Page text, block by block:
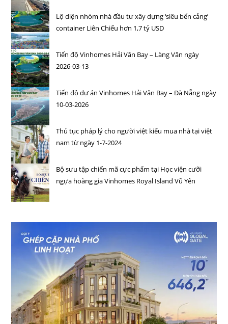
Lộ diện nhóm nhà đầu tư xây dựng ‘siêu bến cảng’
container Liên Chiểu hơn 1,7 tỷ USD
Tiến độ Vinhomes Hải Vân Bay – Làng Vân ngày
2026-03-13
Tiến độ dự án Vinhomes Hải Vân Bay – Đà Nẵng ngày
10-03-2026
Thủ tục pháp lý cho người việt kiểu mua nhà tại việt
nam từ ngày 1-7-2024
Bộ sưu tập chiến mã cực phẩm tại Học viện cưỡi
ngựa hoàng gia Vinhomes Royal Island Vũ Yên